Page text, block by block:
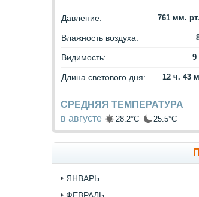
Давление: 761 мм.
Влажность воздуха:
Видимость: 9
Длина светового дня: 12 ч. 43
СРЕДНЯЯ ТЕМПЕРАТУРА
в августе
28.2°C 25.5°C
ЯНВАРЬ